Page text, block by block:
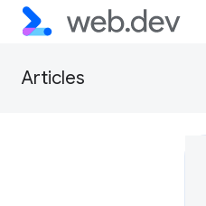
Articles